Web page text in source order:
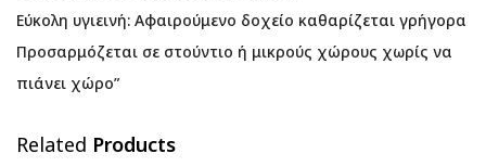
Εύκολη υγιεινή: Αφαιρούμενο δοχείο καθαρίζεται γρήγορα
Προσαρμόζεται σε στούντιο ή μικρούς χώρους χωρίς να
πιάνει χώρο”
Related Products